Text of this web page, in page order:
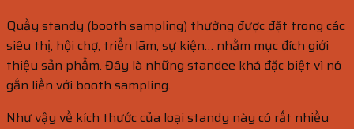
Quầy standy (booth sampling) thường được đặt trong các
siêu thị, hội chợ, triển lãm, sự kiện… nhằm mục đích giới
thiệu sản phẩm. Đây là những standee khá đặc biệt vì nó
gắn liền với booth sampling.
Như vậy về kích thước của loại standy này có rất nhiều